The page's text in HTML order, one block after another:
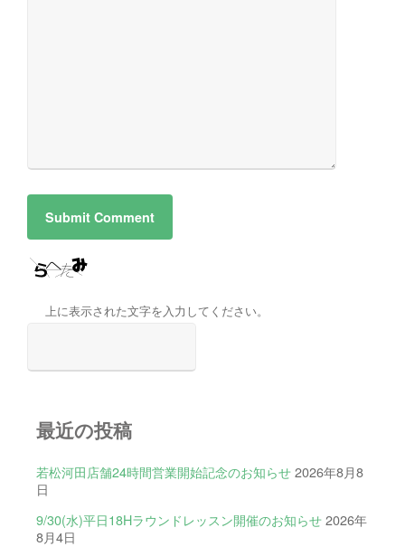
上に表示された文字を入力してください。
最近の投稿
若松河田店舗24時間営業開始記念のお知らせ 2026年8月8
日
9/30(水)平日18Hラウンドレッスン開催のお知らせ 2026年
8月4日